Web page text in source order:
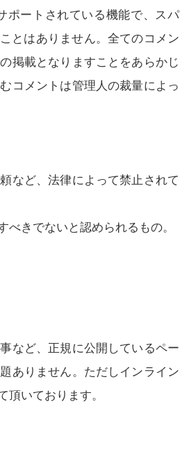
ポートされている機能で、スパ
とはありません。全てのコメン
掲載となりますことをあらかじ
コメントは管理人の裁量によっ
など、法律によって禁止されて
きでないと認められるもの。
など、正規に公開しているペー
ありません。ただしインライン
いております。